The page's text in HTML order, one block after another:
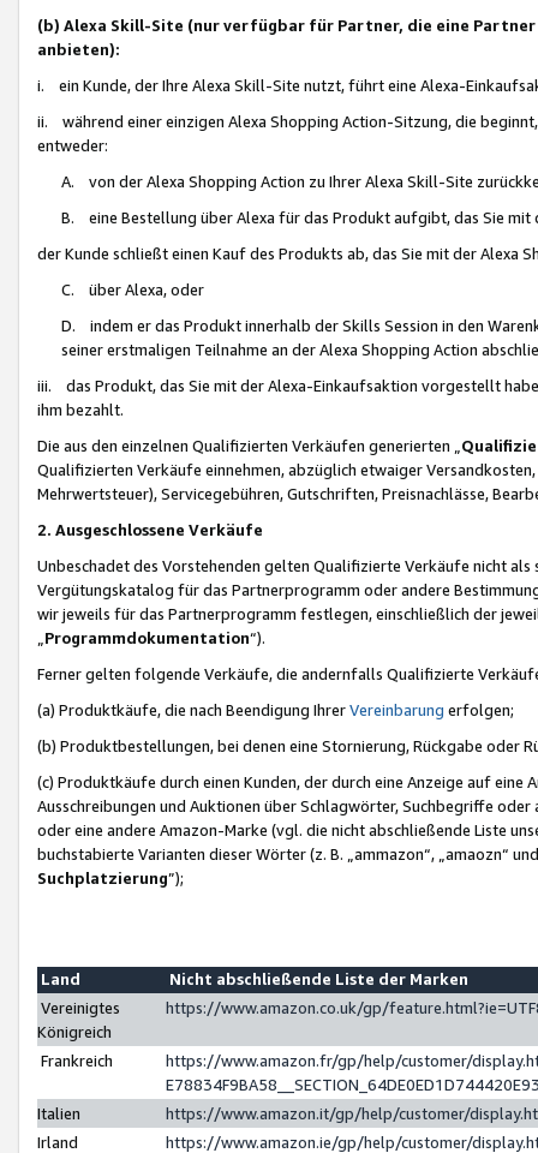
(b) Alexa Skill-Site (nur verfügbar für Partner, die eine
anbieten):
i. ein Kunde, der Ihre Alexa Skill-Site nutzt, führt eine Alexa-
ii. während einer einzigen Alexa Shopping Action-Sitzung, die
entweder:
A. von der Alexa Shopping Action zu Ihrer Alexa Skill-Site
B. eine Bestellung über Alexa für das Produkt aufgibt, das Sie mit
der Kunde schließt einen Kauf des Produkts ab, das Sie mit der Alexa
C. über Alexa, oder
D. indem er das Produkt innerhalb der Skills Session in den
seiner erstmaligen Teilnahme an der Alexa Shopping Action
iii. das Produkt, das Sie mit der Alexa-Einkaufsaktion vorgestellt
ihm bezahlt.
Die aus den einzelnen Qualifizierten Verkäufen generierten „
Qualifizierten Verkäufe einnehmen, abzüglich etwaiger
Mehrwertsteuer), Servicegebühren, Gutschriften, Preisnachlässe,
2. Ausgeschlossene Verkäufe
Unbeschadet des Vorstehenden gelten Qualifizierte Verkäufe nicht
Vergütungskatalog für das Partnerprogramm oder andere
wir jeweils für das Partnerprogramm festlegen, einschließlich der
Programmdokumentation“).
Ferner gelten folgende Verkäufe, die andernfalls Qualifizierte
(a) Produktkäufe, die nach Beendigung IhrerVereinbarung erfolgen;
(b) Produktbestellungen, bei denen eine Stornierung, Rückgabe oder
(c) Produktkäufe durch einen Kunden, der durch eine Anzeige auf
Ausschreibungen und Auktionen über Schlagwörter, Suchbegriffe
oder eine andere Amazon-Marke (vgl. die nicht abschließende Liste
buchstabierte Varianten dieser Wörter (z. B. „ammazon“, „amaozn“
Suchplatzierung”);
Land
Nicht abschließende Liste der Marken
Vereinigtes
Königreich
https://www.amazon.co.uk/gp/
Frankreich
https://www.amazon.fr/gp/help/customer/
Italien
https://www.amazon.it/gp/help/customer/
Irland
https://www.amazon.ie/gp/help/customer/